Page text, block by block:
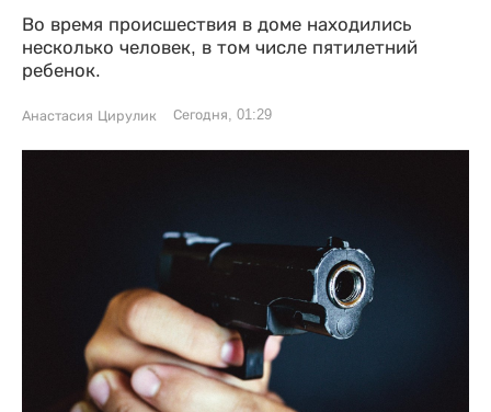
Во время происшествия в доме находились
несколько человек, в том числе пятилетний
ребенок.
Анастасия Цирулик Сегодня, 01:29